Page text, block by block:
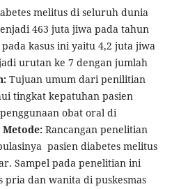
melitus di seluruh dunia
463 juta jiwa pada tahun
kasus ini yaitu 4,2 juta jiwa
urutan ke 7 dengan jumlah
Tujuan umum dari penilitian
tingkat kepatuhan pasien
obat oral di
Metode:Rancangan penelitian
pasien diabetes melitus
Sampel pada penelitian ini
dan wanita di puskesmas